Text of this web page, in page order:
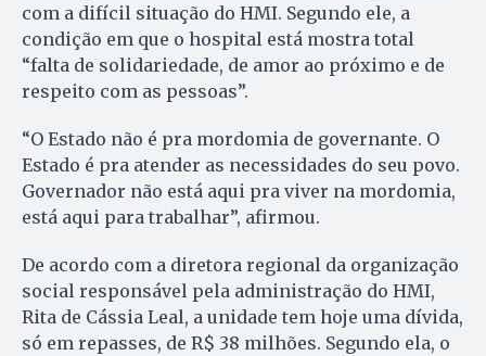
com a difícil situação do HMI. Segundo ele, a
condição em que o hospital está mostra total
“falta de solidariedade, de amor ao próximo e de
respeito com as pessoas”.
“O Estado não é pra mordomia de governante. O
Estado é pra atender as necessidades do seu povo.
Governador não está aqui pra viver na mordomia,
está aqui para trabalhar”, afirmou.
De acordo com a diretora regional da organização
social responsável pela administração do HMI,
Rita de Cássia Leal, a unidade tem hoje uma dívida,
só em repasses, de R$ 38 milhões. Segundo ela, o